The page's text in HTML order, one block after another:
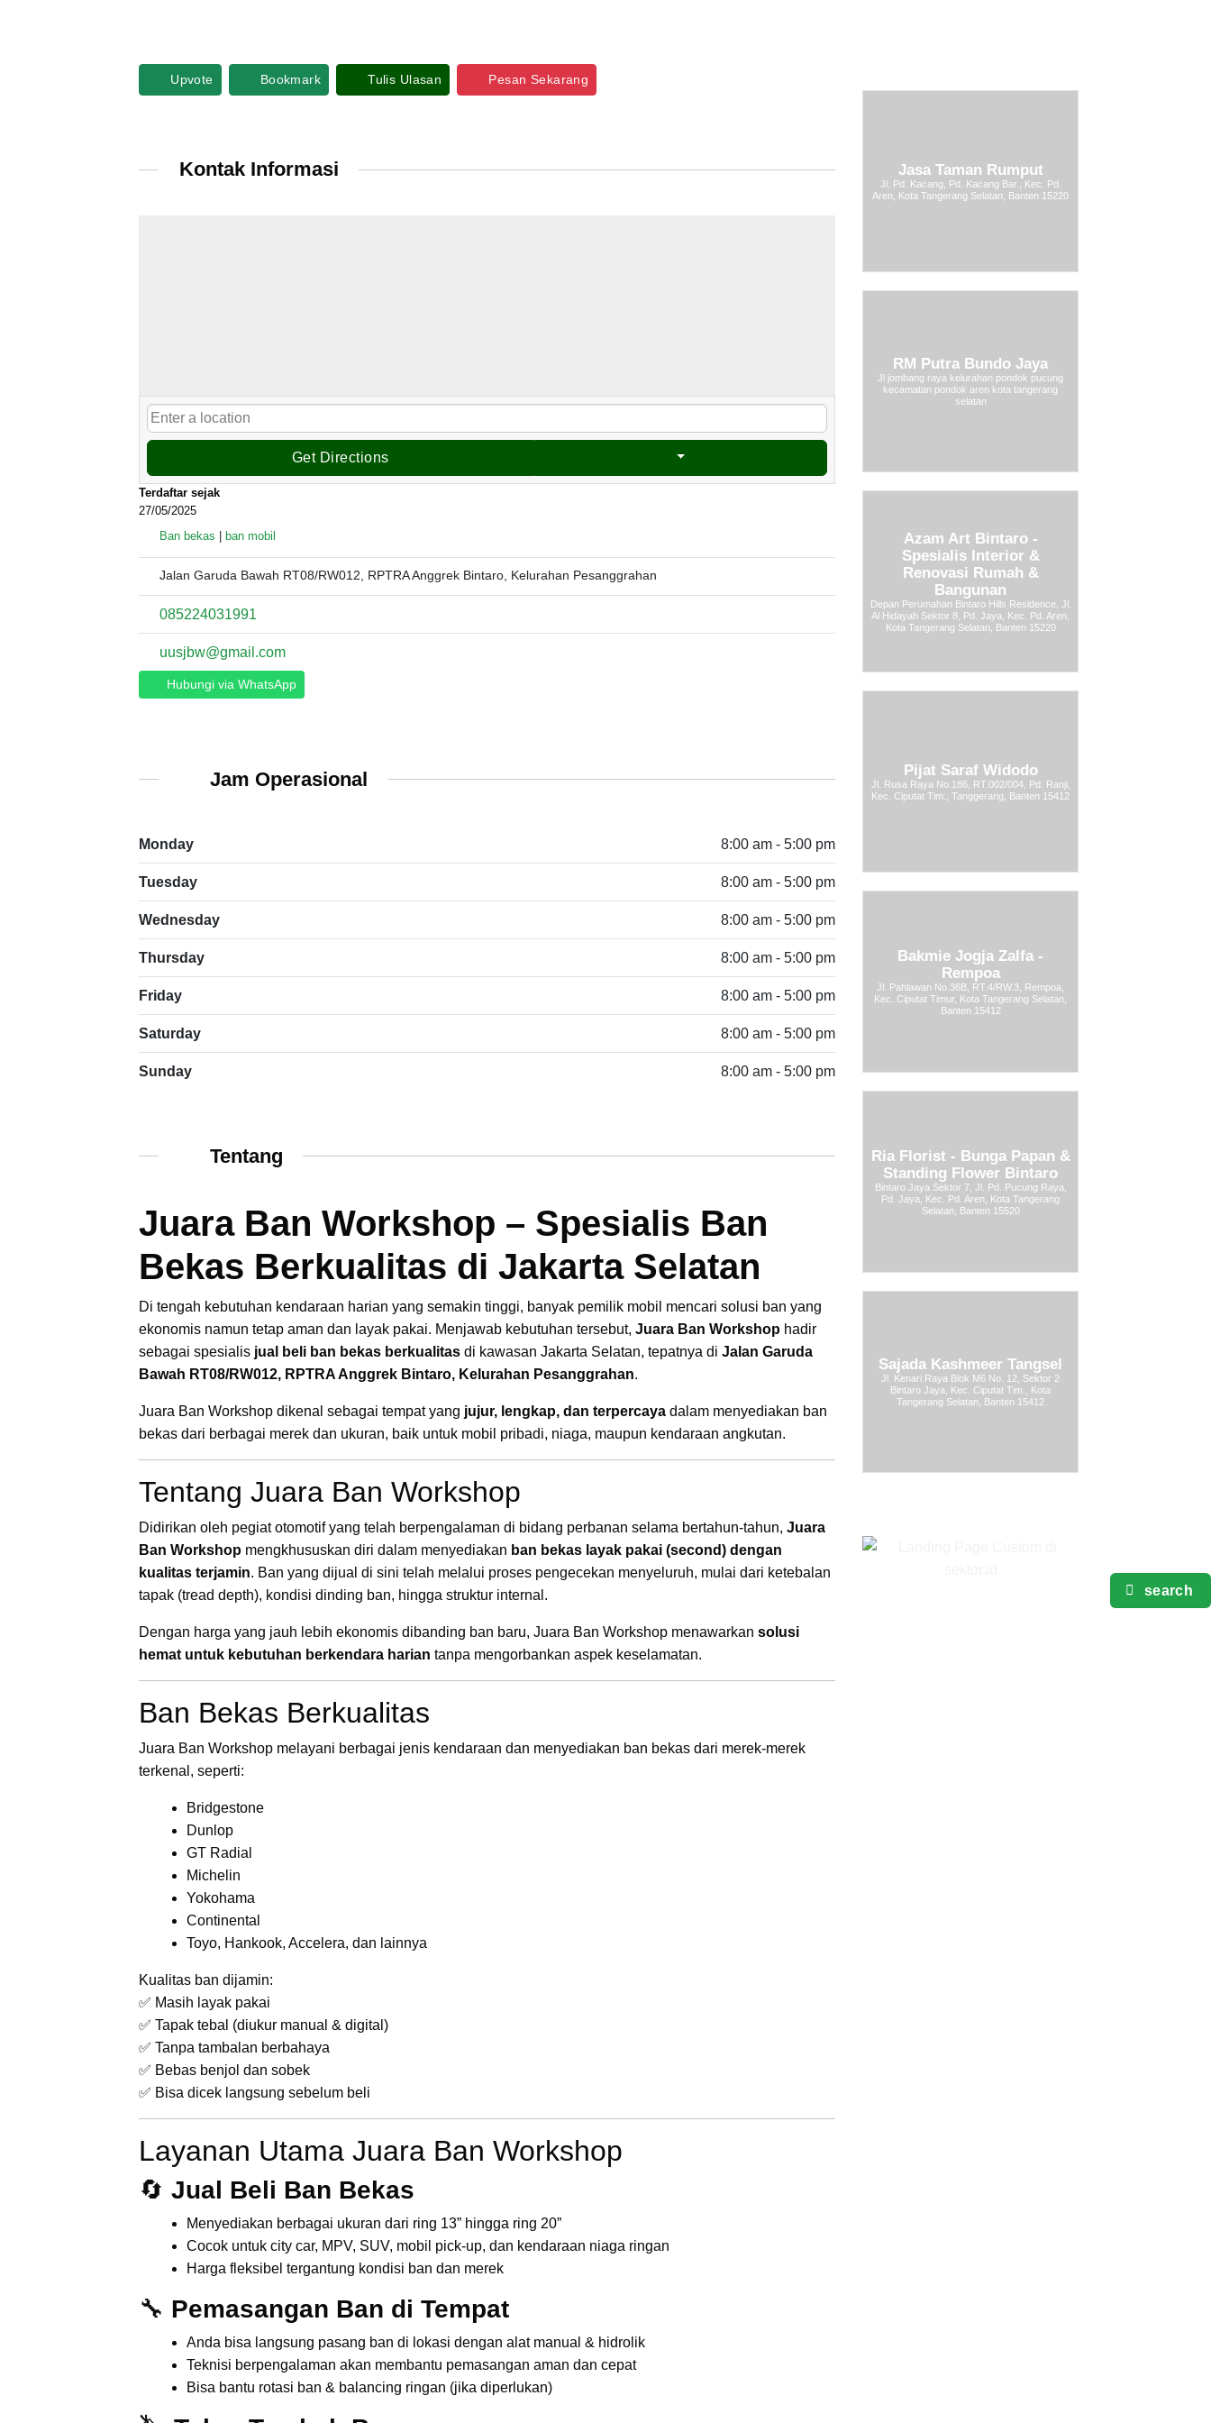
Upvote Bookmark Tulis Ulasan Pesan Sekarang
Kontak Informasi
Get Directions
Terdaftar sejak
27/05/2025
Ban bekas
ban mobil
Jalan Garuda Bawah RT08/RW012, RPTRA Anggrek Bintaro, Kelurahan Pesanggrahan
085224031991
uusjbw@gmail.com
Hubungi via WhatsApp
Jam Operasional
Monday 8:00 am - 5:00 pm
Tuesday 8:00 am - 5:00 pm
Wednesday 8:00 am - 5:00 pm
Thursday 8:00 am - 5:00 pm
Friday 8:00 am - 5:00 pm
Saturday 8:00 am - 5:00 pm
Sunday 8:00 am - 5:00 pm
Tentang
Juara Ban Workshop – Spesialis Ban
Bekas Berkualitas di Jakarta Selatan
Di tengah kebutuhan kendaraan harian yang semakin tinggi, banyak pemilik mobil mencari solusi ban yang
ekonomis namun tetap aman dan layak pakai. Menjawab kebutuhan tersebut, Juara Ban Workshop hadir
sebagai spesialis jual beli ban bekas berkualitas di kawasan Jakarta Selatan, tepatnya di Jalan Garuda
Bawah RT08/RW012, RPTRA Anggrek Bintaro, Kelurahan Pesanggrahan.
Juara Ban Workshop dikenal sebagai tempat yang jujur, lengkap, dan terpercaya dalam menyediakan ban
bekas dari berbagai merek dan ukuran, baik untuk mobil pribadi, niaga, maupun kendaraan angkutan.
Tentang Juara Ban Workshop
Didirikan oleh pegiat otomotif yang telah berpengalaman di bidang perbanan selama bertahun-tahun, Juara
Ban Workshop mengkhususkan diri dalam menyediakan ban bekas layak pakai (second) dengan
kualitas terjamin. Ban yang dijual di sini telah melalui proses pengecekan menyeluruh, mulai dari ketebalan
tapak (tread depth), kondisi dinding ban, hingga struktur internal.
Dengan harga yang jauh lebih ekonomis dibanding ban baru, Juara Ban Workshop menawarkan solusi
hemat untuk kebutuhan berkendara harian tanpa mengorbankan aspek keselamatan.
Ban Bekas Berkualitas
Juara Ban Workshop melayani berbagai jenis kendaraan dan menyediakan ban bekas dari merek-merek
terkenal, seperti:
Bridgestone
Dunlop
GT Radial
Michelin
Yokohama
Continental
Toyo, Hankook, Accelera, dan lainnya
Kualitas ban dijamin:
✅ Masih layak pakai
✅ Tapak tebal (diukur manual & digital)
✅ Tanpa tambalan berbahaya
✅ Bebas benjol dan sobek
✅ Bisa dicek langsung sebelum beli
Layanan Utama Juara Ban Workshop
🔄 Jual Beli Ban Bekas
Menyediakan berbagai ukuran dari ring 13” hingga ring 20”
Cocok untuk city car, MPV, SUV, mobil pick-up, dan kendaraan niaga ringan
Harga fleksibel tergantung kondisi ban dan merek
🔧 Pemasangan Ban di Tempat
Anda bisa langsung pasang ban di lokasi dengan alat manual & hidrolik
Teknisi berpengalaman akan membantu pemasangan aman dan cepat
Bisa bantu rotasi ban & balancing ringan (jika diperlukan)
Jasa Taman Rumput
Jl. Pd. Kacang, Pd. Kacang Bar., Kec. Pd.
Aren, Kota Tangerang Selatan, Banten 15220
RM Putra Bundo Jaya
Jl jombang raya kelurahan pondok pucung
kecamatan pondok aren kota tangerang
selatan
Azam Art Bintaro -
Spesialis Interior &
Renovasi Rumah &
Bangunan
Depan Perumahan Bintaro Hills Residence, Jl.
Al Hidayah Sektor 8, Pd. Jaya, Kec. Pd. Aren,
Kota Tangerang Selatan, Banten 15220
Pijat Saraf Widodo
Jl. Rusa Raya No.186, RT.002/004, Pd. Ranji,
Kec. Ciputat Tim., Tanggerang, Banten 15412
Bakmie Jogja Zalfa -
Rempoa
Jl. Pahlawan No.36B, RT.4/RW.3, Rempoa,
Kec. Ciputat Timur, Kota Tangerang Selatan,
Banten 15412
Ria Florist - Bunga Papan &
Standing Flower Bintaro
Bintaro Jaya Sektor 7, Jl. Pd. Pucung Raya,
Pd. Jaya, Kec. Pd. Aren, Kota Tangerang
Selatan, Banten 15520
Sajada Kashmeer Tangsel
Jl. Kenari Raya Blok M6 No. 12, Sektor 2
Bintaro Jaya, Kec. Ciputat Tim., Kota
Tangerang Selatan, Banten 15412
search